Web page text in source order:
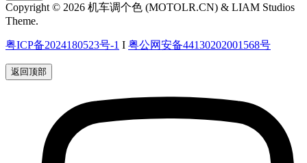
Copyright © 2026 机车调个色 (MOTOLR.CN) & LIAM Studios
Theme.
粤ICP备2024180523号-1 I 粤公网安备44130202001568号
返回顶部